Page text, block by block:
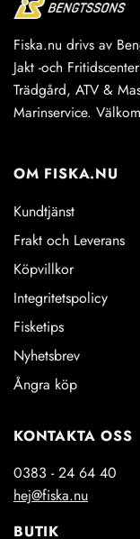
Fiska.nu drivs av
Jakt -och
Trädgård, ATV &
Marinservice.
OM FISKA.NU
Kundtjänst
Frakt och Leverans
Köpvillkor
Integritetspolicy
Fisketips
Nyhetsbrev
Ångra köp
KONTAKTA OSS
0383 - 24 64 40
hej@fiska.nu
BUTIK